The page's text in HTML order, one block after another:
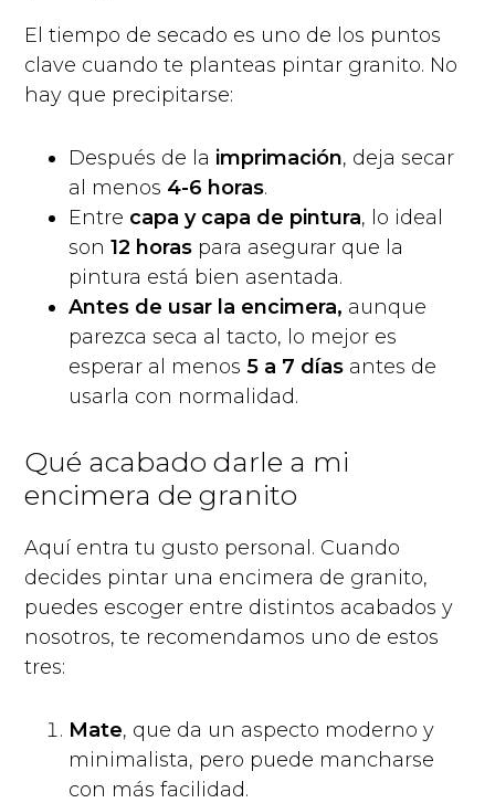
El tiempo de secado es uno de los puntos
clave cuando te planteas pintar granito. No
hay que precipitarse:
Después de la imprimación, deja secar
al menos 4-6 horas.
Entre capa y capa de pintura, lo ideal
son 12 horas para asegurar que la
pintura está bien asentada.
Antes de usar la encimera, aunque
parezca seca al tacto, lo mejor es
esperar al menos 5 a 7 días antes de
usarla con normalidad.
Qué acabado darle a mi
encimera de granito
Aquí entra tu gusto personal. Cuando
decides pintar una encimera de granito,
puedes escoger entre distintos acabados y
nosotros, te recomendamos uno de estos
tres:
Mate, que da un aspecto moderno y
minimalista, pero puede mancharse
con más facilidad.